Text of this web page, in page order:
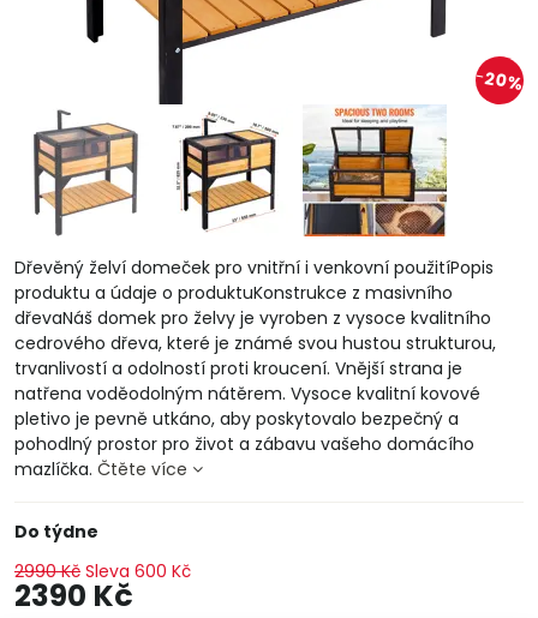
20%
Dřevěný želví domeček pro vnitřní i venkovní použitíPopis
produktu a údaje o produktuKonstrukce z masivního
dřevaNáš domek pro želvy je vyroben z vysoce kvalitního
cedrového dřeva, které je známé svou hustou strukturou,
trvanlivostí a odolností proti kroucení. Vnější strana je
natřena voděodolným nátěrem. Vysoce kvalitní kovové
pletivo je pevně utkáno, aby poskytovalo bezpečný a
pohodlný prostor pro život a zábavu vašeho domácího
mazlíčka. Čtěte více
Do týdne
2990 Kč Sleva 600 Kč
2390 Kč